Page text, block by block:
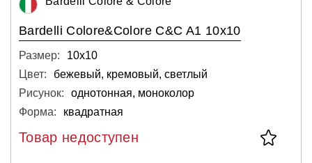
Bardelli Colore&Colore C&C A1 10x10
Размер:
10х10
Цвет:
бежевый, кремовый, светлый
Рисунок:
однотонная, моноколор
Форма:
квадратная
Товар недоступен